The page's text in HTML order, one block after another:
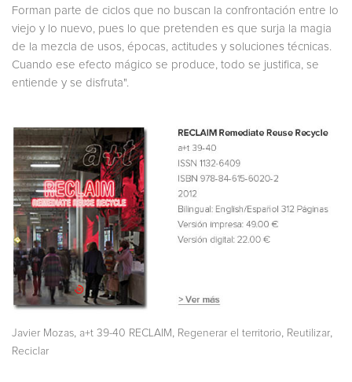
Forman parte de ciclos que no buscan la confrontación entre lo
viejo y lo nuevo, pues lo que pretenden es que surja la magia
de la mezcla de usos, épocas, actitudes y soluciones técnicas.
Cuando ese efecto mágico se produce, todo se justifica, se
entiende y se disfruta".
Javier Mozas a+t 39-40 RECLAIM Regenerar el territorio Reutilizar
Reciclar